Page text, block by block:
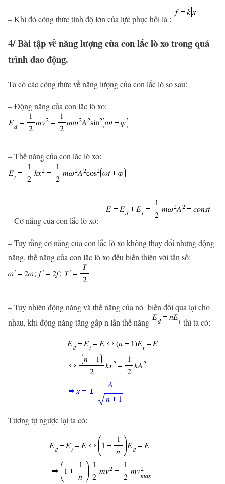
– Khi đó công thức tính độ lớn của lực phục hồi là :
4/ Bài tập về năng lượng của con lắc lò xo trong quá
trình dao động.
Ta có các công thức về năng lượng của con lắc lò so sau:
– Động năng của con lắc lò xo:
– Thế năng của con lắc lò xo:
– Cơ năng của con lắc lò xo:
– Tuy rằng cơ năng của con lắc lò xo không thay đổi nhưng động
năng, thế năng của con lắc lò xo đều biến thiên với tần số:
– Tuy nhiên động năng và thế năng của nó biến đổi qua lại cho
nhau, khi động năng tăng gấp n lần thế năng
thì ta có:
Tương tự ngược lại ta có: